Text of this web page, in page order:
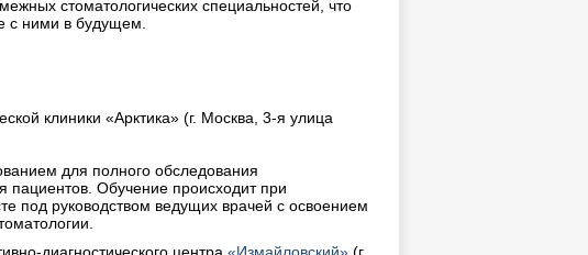
стоматологических специальностей, что
с ними в будущем.
клиники «Арктика» (г. Москва, 3-я улица
для полного обследования
пациентов. Обучение происходит при
под руководством ведущих врачей с освоением